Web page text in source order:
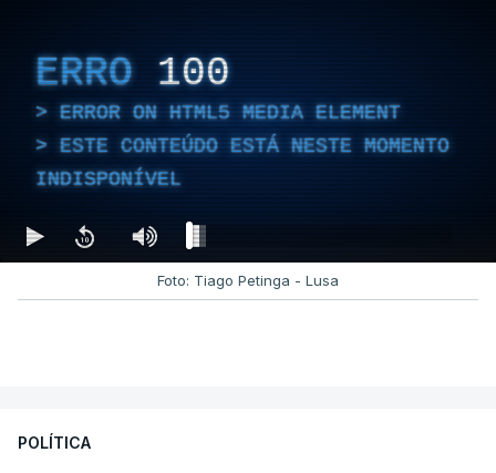
ERRO 100
ERROR ON HTML5 MEDIA ELEMENT
ESTE CONTEÚDO ESTÁ NESTE MOMENTO
INDISPONÍVEL
Foto: Tiago Petinga - Lusa
POLÍTICA